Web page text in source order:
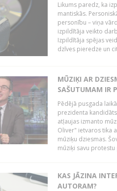
Likums paredz, ka
mantiskās.
personību – viņa
izpildītāja veikto
Izpildītāja spējas
dzīves pieredze un
MŪZIĶI AR
SAŠUTUMAM IR
Pēdējā pusgada
prezidenta
atļaujas izmanto
Oliver" ietvaros tika
mūziķu dziesmas.
mūziķi savu
KAS JĀZINA
AUTORAM?